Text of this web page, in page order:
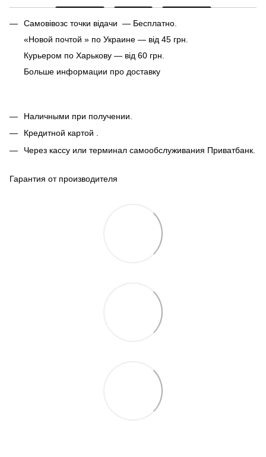
Самовівозс точки відачи — Бесплатно.
«Новой почтой » по Украине — від 45 грн.
Курьером по Харькову — від 60 грн.
Больше информации про доставку
Наличными при получении.
Кредитной картой .
Через кассу или терминал самообслуживания Приватбанк.
Гарантия от производителя